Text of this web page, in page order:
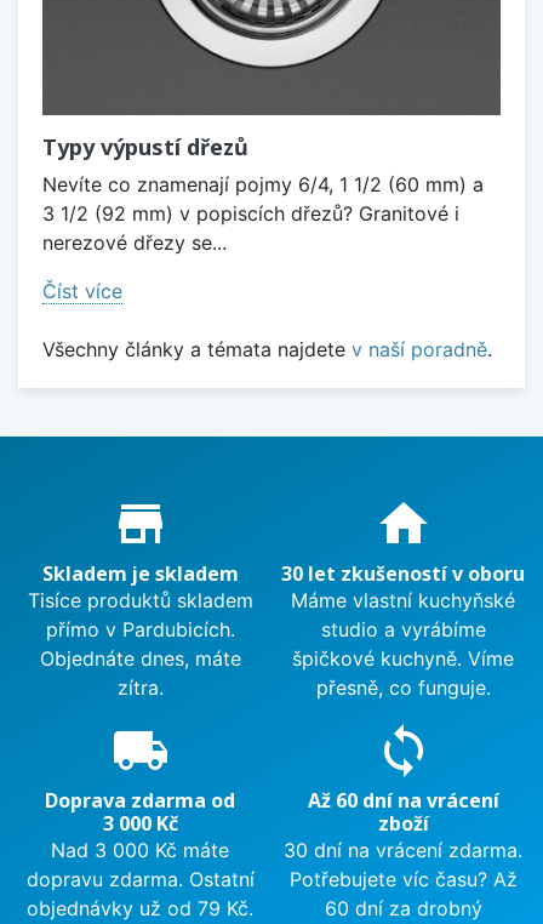
Typy výpustí dřezů
Nevíte co znamenají pojmy 6/4, 1 1/2 (60 mm) a
3 1/2 (92 mm) v popiscích dřezů? Granitové i
nerezové dřezy se...
Číst více
Všechny články a témata najdete v naší poradně.
Proč nakupovat u nás?
store_mall_directory
Skladem je skladem
Tisíce produktů skladem
přímo v Pardubicích.
Objednáte dnes, máte
zítra.
home
30 let zkušeností v oboru
Máme vlastní kuchyňské
studio a vyrábíme
špičkové kuchyně. Víme
přesně, co funguje.
local_shipping
Doprava zdarma od
3 000 Kč
Nad 3 000 Kč máte
dopravu zdarma. Ostatní
objednávky už od 79 Kč.
sync
Až 60 dní na vrácení
zboží
30 dní na vrácení zdarma.
Potřebujete víc času? Až
60 dní za drobný